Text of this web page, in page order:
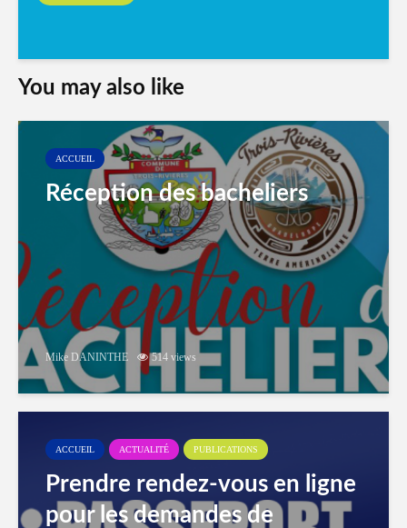
You may also like
ACCUEIL
Réception des bacheliers
Mike DANINTHE 514 views
ACCUEIL ACTUALITÉ PUBLICATIONS
Prendre rendez-vous en ligne
pour les demandes de